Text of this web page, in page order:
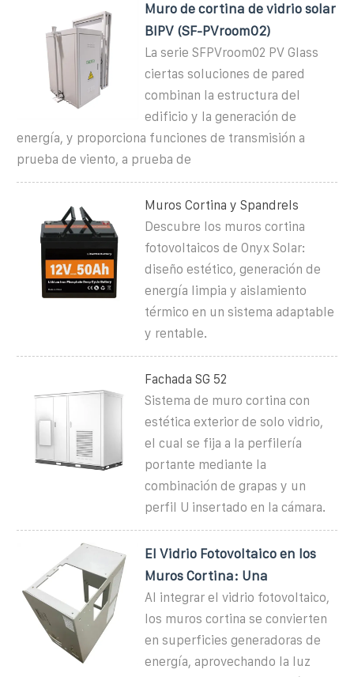
Muro de cortina de vidrio solar
BIPV (SF-PVroom02)
La serie SFPVroom02 PV Glass
ciertas soluciones de pared
combinan la estructura del
edificio y la generación de
energía, y proporciona funciones de transmisión a
prueba de viento, a prueba de
Muros Cortina y Spandrels
Descubre los muros cortina
fotovoltaicos de Onyx Solar:
diseño estético, generación de
energía limpia y aislamiento
térmico en un sistema adaptable
y rentable.
Fachada SG 52
Sistema de muro cortina con
estética exterior de solo vidrio,
el cual se fija a la perfilería
portante mediante la
combinación de grapas y un
perfil U insertado en la cámara.
El Vidrio Fotovoltaico en los
Muros Cortina: Una
Al integrar el vidrio fotovoltaico,
los muros cortina se convierten
en superficies generadoras de
energía, aprovechando la luz